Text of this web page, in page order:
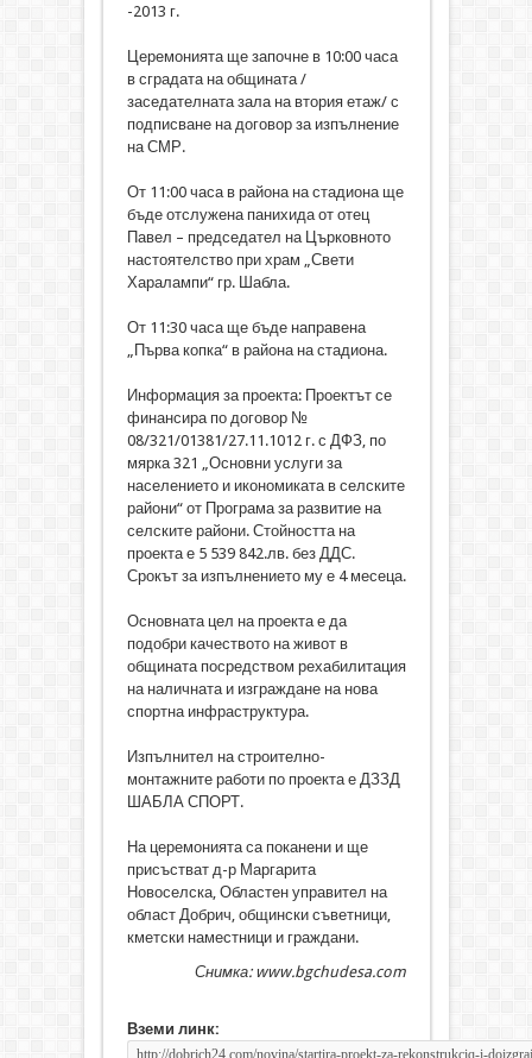
-2013 г.
Церемонията ще започне в 10:00 часа
в сградата на общината /
заседателната зала на втория етаж/ с
подписване на договор за изпълнение
на СМР.
От 11:00 часа в района на стадиона ще
бъде отслужена панихида от отец
Павел – председател на Църковното
настоятелство при храм „Свети
Харалампи“ гр. Шабла.
От 11:30 часа ще бъде направена
„Първа копка“ в района на стадиона.
Информация за проекта: Проектът се
финансира по договор №
08/321/01381/27.11.1012 г. с ДФЗ, по
мярка 321 „Основни услуги за
населението и икономиката в селските
райони“ от Програма за развитие на
селските райони. Стойността на
проекта е 5 539 842.лв. без ДДС.
Срокът за изпълнението му е 4 месеца.
Основната цел на проекта е да
подобри качеството на живот в
общината посредством рехабилитация
на наличната и изграждане на нова
спортна инфраструктура.
Изпълнител на строително-
монтажните работи по проекта е ДЗЗД
ШАБЛА СПОРТ.
На церемонията са поканени и ще
присъстват д-р Маргарита
Новоселска, Областен управител на
област Добрич, общински съветници,
кметски наместници и граждани.
Снимка: www.bgchudesa.com
Вземи линк: